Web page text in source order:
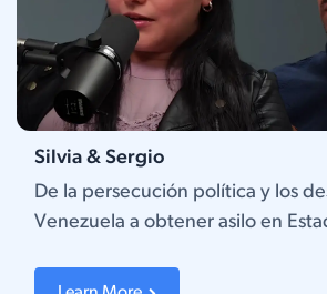
Silvia & Sergio
De la persecución política y los
Venezuela a obtener asilo en